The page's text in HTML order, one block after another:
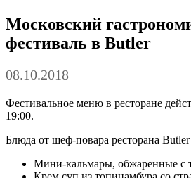
Московский
фестиваль в Butler
08.10.2018
Фестивальное меню в ресторане
19:00.
Блюда от шеф-повара ресторана
Мини-кальмары, обжаренные с